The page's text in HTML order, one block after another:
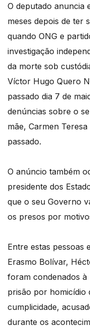
O deputado anuncia
meses depois de ter
quando ONG e
investigação
da morte sob
Víctor Hugo Quero
passado dia 7 de
denúncias sobre o
mãe, Carmen
passado.
O anúncio também
presidente dos
que o seu Governo
os presos por
Entre estas pessoas
Erasmo Bolívar,
foram condenados à
prisão por homicídio
cumplicidade,
durante os